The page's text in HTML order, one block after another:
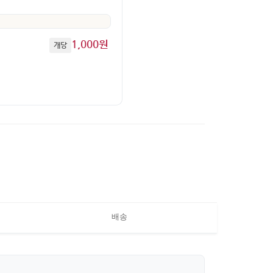
개당 1,000원
배송